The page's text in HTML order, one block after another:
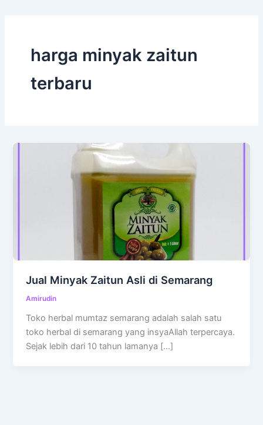
harga minyak zaitun
terbaru
Jual Minyak Zaitun Asli di Semarang
Amirudin
Toko herbal mumtaz semarang adalah salah satu
toko herbal di semarang yang insyaAllah terpercaya.
Sejak lebih dari 10 tahun lamanya […]